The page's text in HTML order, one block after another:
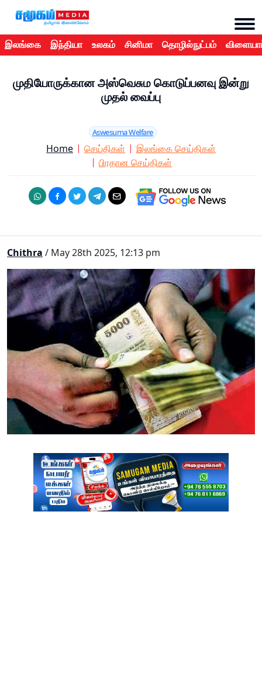
இலங்கை இந்தியா உலகம் சினிமா தொழில்நுட்பம்
முதியோருக்கான அஸ்வெசும கொடுப்பனவு இன்று
முதல் வைப்பு
Aswesuma Welfare
Home செய்திகள்
இலங்கை செய்திகள்
பிரதான செய்திகள்
Chithra / May 28th 2025, 12:13 pm